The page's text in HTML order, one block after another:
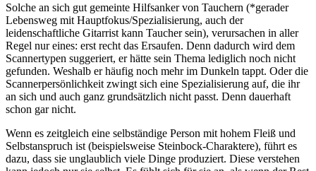
Solche an sich gut gemeinte Hilfsanker von Tauchern (*gerader
Lebensweg mit Hauptfokus/Spezialisierung, auch der
leidenschaftliche Gitarrist kann Taucher sein), verursachen in aller
Regel nur eines: erst recht das Ersaufen. Denn dadurch wird dem
Scannertypen suggeriert, er hätte sein Thema lediglich noch nicht
gefunden. Weshalb er häufig noch mehr im Dunkeln tappt. Oder die
Scannerpersönlichkeit zwingt sich eine Spezialisierung auf, die ihr
an sich und auch ganz grundsätzlich nicht passt. Denn dauerhaft
schon gar nicht.
Wenn es zeitgleich eine selbständige Person mit hohem Fleiß und
Selbstanspruch ist (beispielsweise Steinbock-Charaktere), führt es
dazu, dass sie unglaublich viele Dinge produziert. Diese verstehen